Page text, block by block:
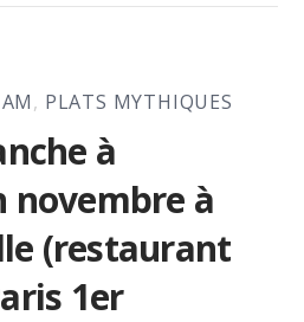
, PLATS MYTHIQUES
à
novembre à
(restaurant
1er